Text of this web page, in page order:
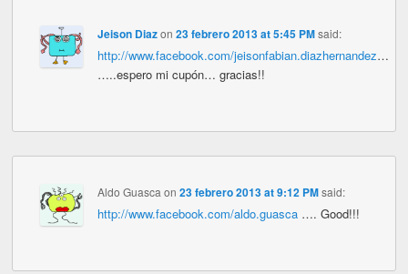
Jeison Diazon 23 febrero 2013 at 5:45 PM said:
http://www.facebook.com/jeisonfabian.diazhernandez…
…..espero mi cupón… gracias!!
Aldo Guasca on 23 febrero 2013 at 9:12 PM said:
http://www.facebook.com/aldo.guasca…. Good!!!